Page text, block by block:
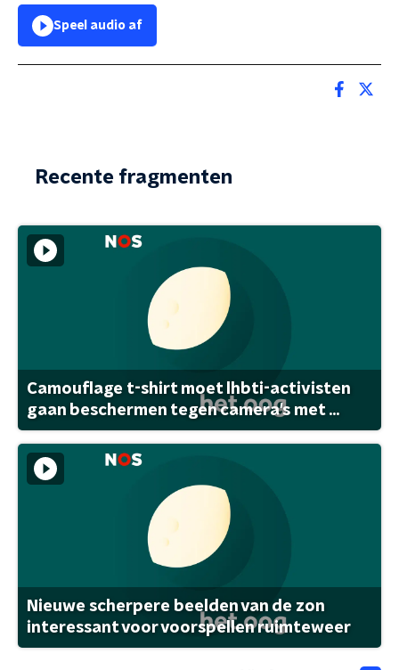
Speel audio af
Recente fragmenten
Camouflage t-shirt moet lhbti-activisten
gaan beschermen tegen camera's met ...
Nieuwe scherpere beelden van de zon
interessant voor voorspellen ruimteweer